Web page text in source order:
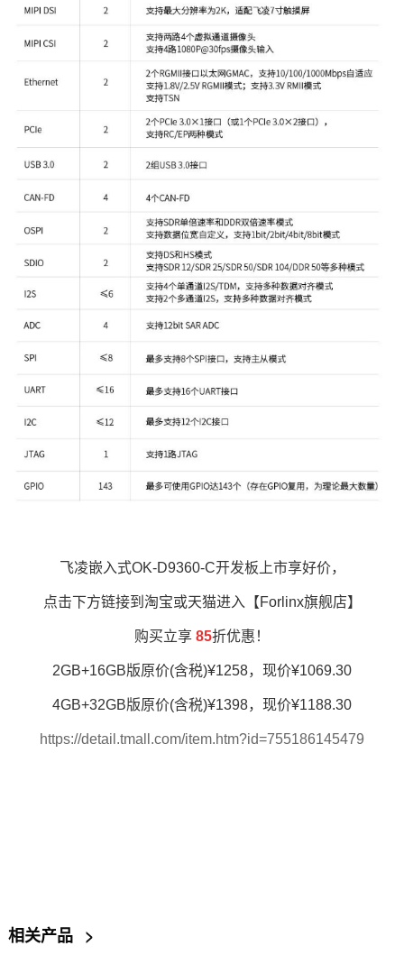
飞凌嵌入式OK-D9360-C开发板 上市享好价，
点击下方链接到淘宝或天猫进入【Forlinx旗舰店】
购买立享 85折优惠！
2GB+16GB版原价(含税)¥1258，现价¥1069.30
4GB+32GB版原价(含税)¥1398，现价¥1188.30
https://detail.tmall.com/item.htm?id=755186145479
相关产品 >